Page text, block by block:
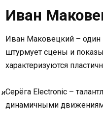
Иван
Иван Маковецкий – один
штурмует сцены и
характеризуются
Серёга Electronic –
динамичными
и